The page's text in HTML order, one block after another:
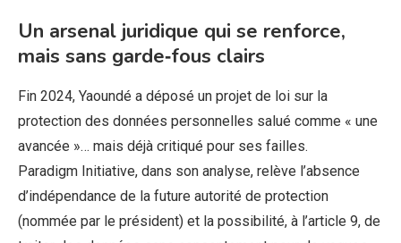
Un arsenal juridique qui se renforce,
mais sans garde‑fous clairs
Fin 2024, Yaoundé a déposé un projet de loi sur la
protection des données personnelles salué comme « une
avancée »… mais déjà critiqué pour ses failles.
Paradigm Initiative, dans son analyse, relève l’absence
d’indépendance de la future autorité de protection
(nommée par le président) et la possibilité, à l’article 9, de